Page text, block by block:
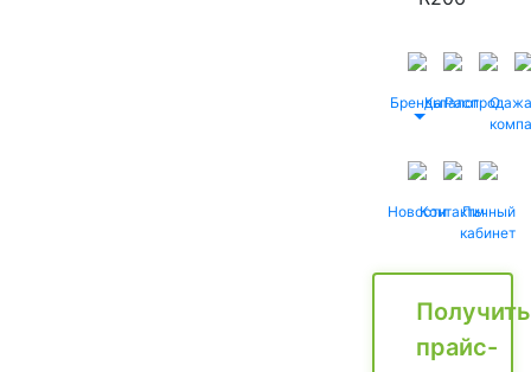
БрендыКаталог
Распродажа
О
НовостиКонтактыЛичный
кабинет
Получить
прайс-